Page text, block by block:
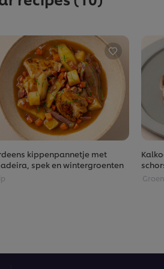
kippenpannetje met
spek en wintergroenten